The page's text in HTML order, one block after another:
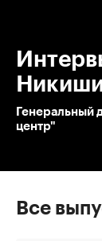
Генеральный
центр"
Все